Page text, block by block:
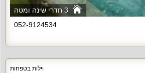
3 חדרי שינה ומטה
052-9124534
וילות בטפחות